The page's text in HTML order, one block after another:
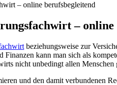
– online berufsbegleitend
– online
beziehungsweise zur
Finanzen kann man sich als
nicht unbedingt allen
und den damit verbundenen